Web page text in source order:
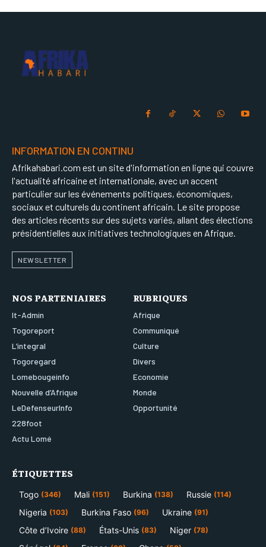
INFORMATION EN CONTINU
Afrikahabari.com est un site d'information en ligne qui couvre
l'actualité africaine et internationale, avec un accent
particulier sur les événements politiques, économiques,
sociaux et culturels du continent africain. Le site propose
des articles récents sur des sujets variés, allant des élections
présidentielles aux initiatives technologiques en Afrique.
NEWSLETTER
NOS PARTENIAIRES
It-Admin
Togoreport
L’integral
Togoregard
Lomebougeinfo
Nouvelle d’Afrique
LeDefenseurInfo
228foot
Actu Lomé
RUBRIQUES
Afrique
Communiqué
Culture
Divers
Economie
Monde
Opportunité
ÉTIQUETTES
Togo (346) Mali (151) Burkina (138) Russie (114)
Nigeria (103) Burkina Faso (96) Ukraine (91)
Côte d’Ivoire (88) États-Unis (83) Niger (78)